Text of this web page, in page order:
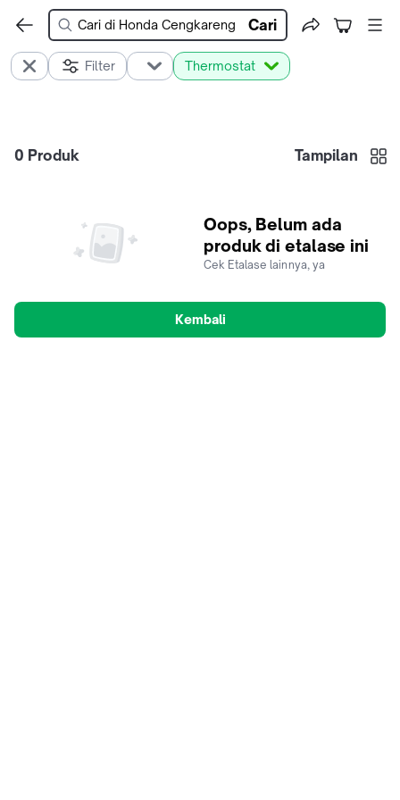
Cari
Filter Thermostat
0 Produk Tampilan
Oops, Belum ada
produk di etalase ini
Cek Etalase lainnya, ya
Kembali